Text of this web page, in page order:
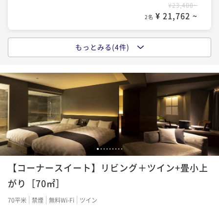
¥23,400~
2名 ¥ 21,762 ~
【素泊まり】＜期間限定＞～美の追求を叶えるワンラ
ンク上の滞在～スパ・サウナなどで自分を労わるひと
とき
素泊まり 現地決済可 事前決済可
IN 15:00 - 21:00 OUT11:00
最大7％OFF
¥25,000~
¥ 23,250 ~
ポイントアップ
【朝食付】朝からキレイ習慣 ～美の追求を叶える美活
ステイ～
朝食付き 現地決済可
もっとみる(4件)
12 3 4 5 6 7 8 9
【コーナースイート】リビング＋ツイン+畳小上
がり［70㎡］
70平米 禁煙 無料Wi-Fi ツイン